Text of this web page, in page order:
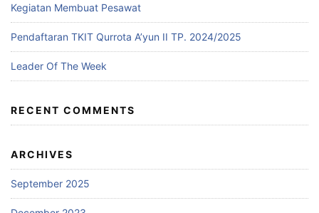
Kegiatan Membuat Pesawat
Pendaftaran TKIT Qurrota A’yun II TP. 2024/2025
Leader Of The Week
RECENT COMMENTS
ARCHIVES
September 2025